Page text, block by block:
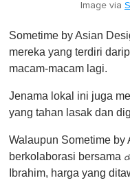
Image via
Sometime by Asian
mereka yang terdiri
macam-macam lagi.
Jenama lokal ini juga
yang tahan lasak dan
Walaupun Sometime
berkolaborasi bersama
Ibrahim, harga yang